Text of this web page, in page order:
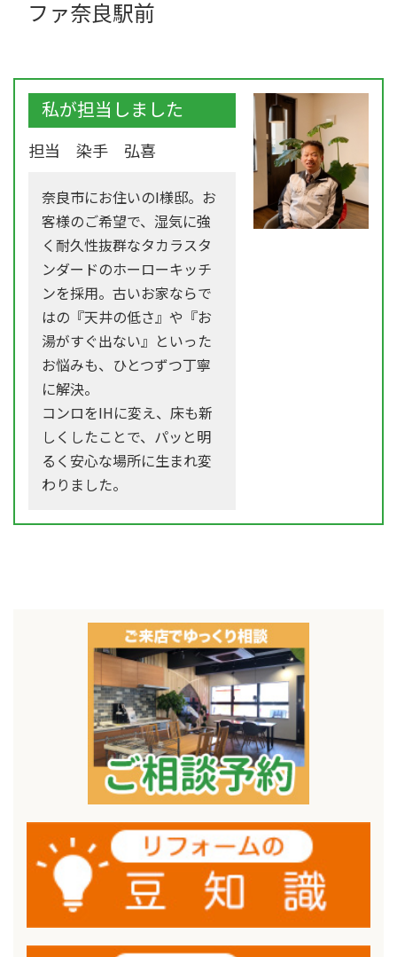
ファ奈良駅前
私が担当しました
担当 染手 弘喜
奈良市にお住いのI様邸。お
客様のご希望で、湿気に強
く耐久性抜群なタカラスタ
ンダードのホーローキッチ
ンを採用。古いお家ならで
はの『天井の低さ』や『お
湯がすぐ出ない』といった
お悩みも、ひとつずつ丁寧
に解決。
コンロをIHに変え、床も新
しくしたことで、パッと明
るく安心な場所に生まれ変
わりました。